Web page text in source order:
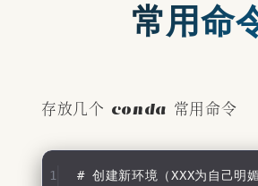
常用命
存放几个 conda 常用命令
1
# 创建新环境（XXX为自己明媚